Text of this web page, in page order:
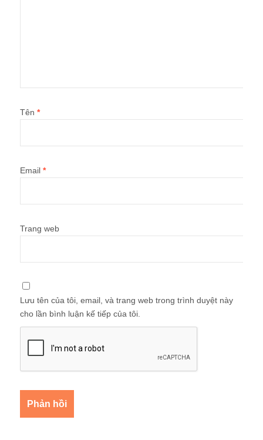
Tên *
Email *
Trang web
Lưu tên của tôi, email, và trang web trong trình duyệt này
cho lần bình luận kế tiếp của tôi.